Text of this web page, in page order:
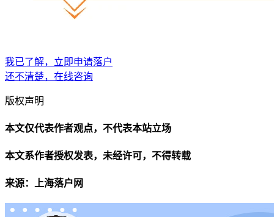
我已了解，立即申请落户
还不清楚，在线咨询
版权声明
本文仅代表作者观点，不代表本站立场
本文系作者授权发表，未经许可，不得转载
来源：上海落户网